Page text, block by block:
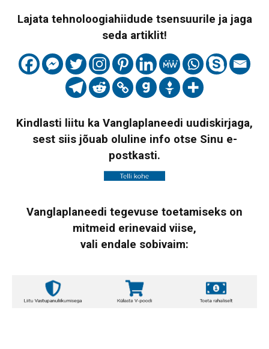
Lajata tehnoloogiahiidude tsensuurile ja jaga
seda artiklit!
Kindlasti liitu ka Vanglaplaneedi uudiskirjaga,
sest siis jõuab oluline info otse Sinu e-
postkasti.
Vanglaplaneedi tegevuse toetamiseks on
mitmeid erinevaid viise,
vali endale sobivaim: